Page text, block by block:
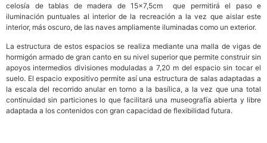
celosía de tablas de madera de 15×7,5cm que permitirá el paso e
iluminación puntuales al interior de la recreación a la vez que aislar este
interior, más oscuro, de las naves ampliamente iluminadas como un exterior.
La estructura de estos espacios se realiza mediante una malla de vigas de
hormigón armado de gran canto en su nivel superior que permite construir sin
apoyos intermedios divisiones moduladas a 7,20 m del espacio sin tocar el
suelo. El espacio expositivo permite así una estructura de salas adaptadas a
la escala del recorrido anular en torno a la basílica, a la vez que una total
continuidad sin particiones lo que facilitará una museografía abierta y libre
adaptada a los contenidos con gran capacidad de flexibilidad futura.